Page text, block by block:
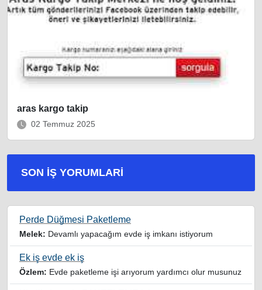
aras kargo takip
02 Temmuz 2025
SON İŞ YORUMLARI
Perde Düğmesi Paketleme
Melek: Devamlı yapacağım evde iş imkanı istiyorum
Ek iş evde ek iş
Özlem: Evde paketleme işi arıyorum yardımcı olur musunuz